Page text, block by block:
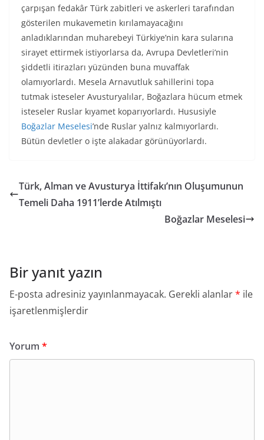
çarpışan fedakâr Türk zabitleri ve askerleri tarafından
gösterilen mukavemetin kırılamayacağını
anladıklarından muharebeyi Türkiye’nin kara sularına
sirayet ettirmek istiyorlarsa da, Avrupa Devletleri’nin
şiddetli itirazları yüzünden buna muvaffak
olamıyorlardı. Mesela Arnavutluk sahillerini topa
tutmak isteseler Avusturyalılar, Boğazlara hücum etmek
isteseler Ruslar kıyamet koparıyorlardı. Hususiyle
Boğazlar Meselesi’nde Ruslar yalnız kalmıyorlardı.
Bütün devletler o işte alakadar görünüyorlardı.
Türk, Alman ve Avusturya İttifakı’nın Oluşumunun
Temeli Daha 1911’lerde Atılmıştı
Boğazlar Meselesi
Bir yanıt yazın
E-posta adresiniz yayınlanmayacak. Gerekli alanlar* ile
işaretlenmişlerdir
Yorum *